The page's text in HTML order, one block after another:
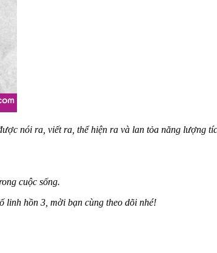
nói ra, viết ra, thể hiện ra và lan tỏa năng lượng
cuộc sống.
linh hồn 3, mời bạn cùng theo dõi nhé!